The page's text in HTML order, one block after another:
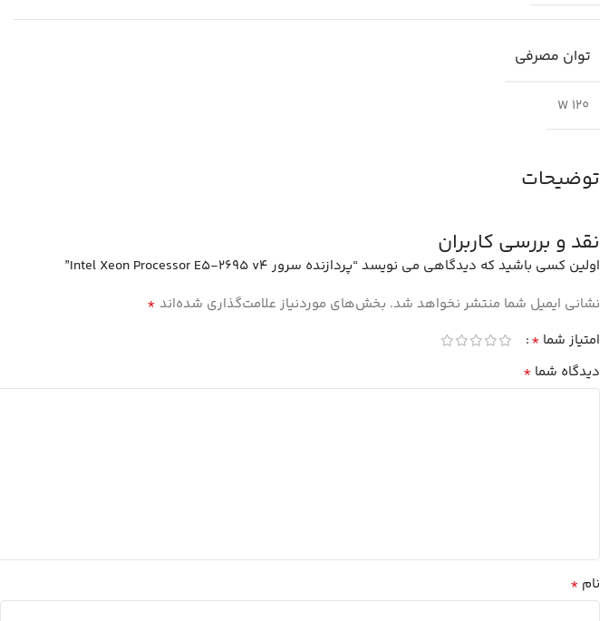
توان مصرفی
120 W
توضیحات
نقد و بررسی کاربران
اولین کسی باشید که دیدگاهی می نویسد “پردازنده سرور Intel Xeon Processor E5-2695 v4”
نشانی ایمیل شما منتشر نخواهد شد. بخش‌های موردنیاز علامت‌گذاری شده‌اند *
امتیاز شما *
دیدگاه شما *
نام *